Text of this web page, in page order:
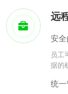
远
安
员工
据的
统